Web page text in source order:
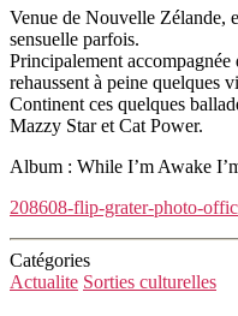
Venue de Nouvelle Zélande,
sensuelle parfois.
Principalement accompagnée
rehaussent à peine quelques
Continent ces quelques
Mazzy Star et Cat Power.
Album : While I’m Awake
208608-flip-grater-photo-
Catégories
Actualite Sorties culturelles